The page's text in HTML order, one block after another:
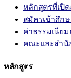
หลักสูตรที่เปิ
สมัครเข้าศึกษ
ค่าธรรมเนีย
คณะและสำนั
หลักสูตร